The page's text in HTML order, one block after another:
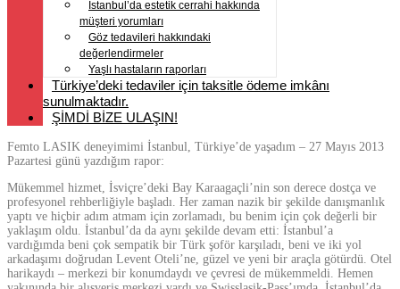
İstanbul’da estetik cerrahi hakkında
müşteri yorumları
Göz tedavileri hakkındaki
değerlendirmeler
Yaşlı hastaların raporları
Türkiye’deki tedaviler için taksitle ödeme imkânı
sunulmaktadır.
ŞİMDİ BİZE ULAŞIN!
Femto LASIK deneyimimi İstanbul, Türkiye’de yaşadım – 27 Mayıs 2013
Pazartesi günü yazdığım rapor:
Mükemmel hizmet, İsviçre’deki Bay Karaagaçli’nin son derece dostça ve
profesyonel rehberliğiyle başladı. Her zaman nazik bir şekilde danışmanlık
yaptı ve hiçbir adım atmam için zorlamadı, bu benim için çok değerli bir
yaklaşım oldu. İstanbul’da da aynı şekilde devam etti: İstanbul’a
vardığımda beni çok sempatik bir Türk şoför karşıladı, beni ve iki yol
arkadaşımı doğrudan Levent Oteli’ne, güzel ve yeni bir araçla götürdü. Otel
harikaydı – merkezi bir konumdaydı ve çevresi de mükemmeldi. Hemen